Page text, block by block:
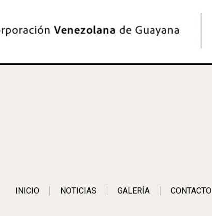
INICIO NOTICIAS GALERÍA CONTACTO